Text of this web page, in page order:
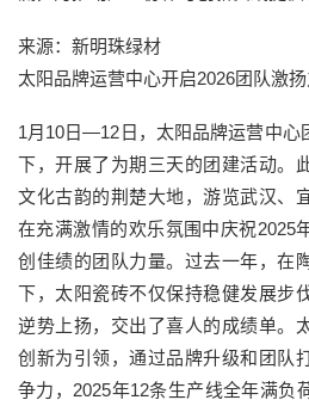
来源：新明珠绿材
太阳品牌运营中心开启2026团队激
1月10日—12日，太阳品牌运营中心
下，开展了为期三天的团建活动。
文化古韵的荆楚大地，游览武汉、
在充满激情的欢乐氛围中庆祝2025
创佳绩的团队力量。过去一年，在
下，太阳瓷砖不仅保持稳健发展步
逆势上扬，交出了喜人的成绩单。
创新为引领，通过品牌升级和团队
争力，2025年12条生产线全年满负